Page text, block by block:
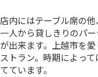
店内にはテーブル席の他
一人から貸しきりのパ
が出来ます。上越市を
ストラン。時期によっ
てています。